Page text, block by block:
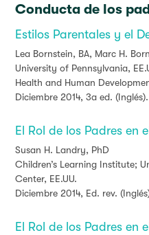
Conducta de los
Estilos Parentales y el
Lea Bornstein, BA, Marc H.
University of Pennsylvania,
Health and Human
Diciembre 2014, 3a ed.
El Rol de los Padres en
Susan H. Landry, PhD
Children’s Learning Institute;
Center, EE.UU.
Diciembre 2014, Ed. rev.
El Rol de los Padres en